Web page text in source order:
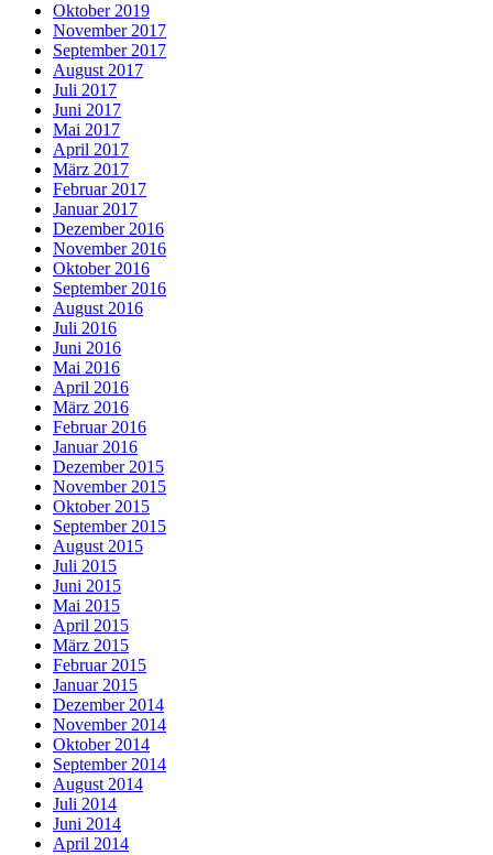
Oktober 2019
November 2017
September 2017
August 2017
Juli 2017
Juni 2017
Mai 2017
April 2017
März 2017
Februar 2017
Januar 2017
Dezember 2016
November 2016
Oktober 2016
September 2016
August 2016
Juli 2016
Juni 2016
Mai 2016
April 2016
März 2016
Februar 2016
Januar 2016
Dezember 2015
November 2015
Oktober 2015
September 2015
August 2015
Juli 2015
Juni 2015
Mai 2015
April 2015
März 2015
Februar 2015
Januar 2015
Dezember 2014
November 2014
Oktober 2014
September 2014
August 2014
Juli 2014
Juni 2014
April 2014